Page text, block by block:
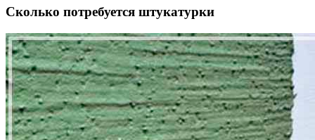
Сколько потребуется штукатурки